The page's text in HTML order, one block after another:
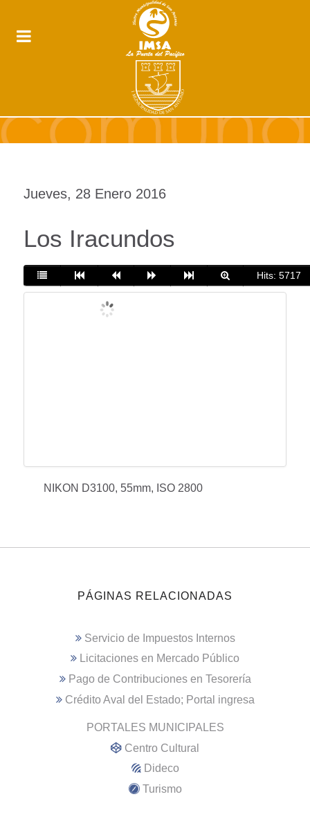
Jueves, 28 Enero 2016
Los Iracundos
Hits: 5717
NIKON D3100, 55mm, ISO 2800
PÁGINAS RELACIONADAS
Servicio de Impuestos Internos
Licitaciones en Mercado Público
Pago de Contribuciones en Tesorería
Crédito Aval del Estado; Portal ingresa
PORTALES MUNICIPALES
Centro Cultural
Dideco
Turismo